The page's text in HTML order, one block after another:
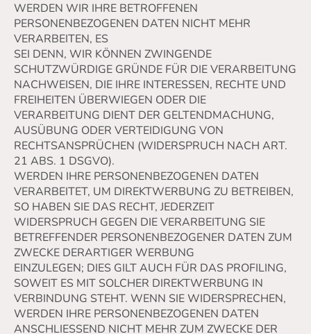
WERDEN WIR IHRE BETROFFENEN
PERSONENBEZOGENEN DATEN NICHT MEHR
VERARBEITEN, ES
SEI DENN, WIR KÖNNEN ZWINGENDE
SCHUTZWÜRDIGE GRÜNDE FÜR DIE VERARBEITUNG
NACHWEISEN, DIE IHRE INTERESSEN, RECHTE UND
FREIHEITEN ÜBERWIEGEN ODER DIE
VERARBEITUNG DIENT DER GELTENDMACHUNG,
AUSÜBUNG ODER VERTEIDIGUNG VON
RECHTSANSPRÜCHEN (WIDERSPRUCH NACH ART.
21 ABS. 1 DSGVO).
WERDEN IHRE PERSONENBEZOGENEN DATEN
VERARBEITET, UM DIREKTWERBUNG ZU BETREIBEN,
SO HABEN SIE DAS RECHT, JEDERZEIT
WIDERSPRUCH GEGEN DIE VERARBEITUNG SIE
BETREFFENDER PERSONENBEZOGENER DATEN ZUM
ZWECKE DERARTIGER WERBUNG
EINZULEGEN; DIES GILT AUCH FÜR DAS PROFILING,
SOWEIT ES MIT SOLCHER DIREKTWERBUNG IN
VERBINDUNG STEHT. WENN SIE WIDERSPRECHEN,
WERDEN IHRE PERSONENBEZOGENEN DATEN
ANSCHLIESSEND NICHT MEHR ZUM ZWECKE DER